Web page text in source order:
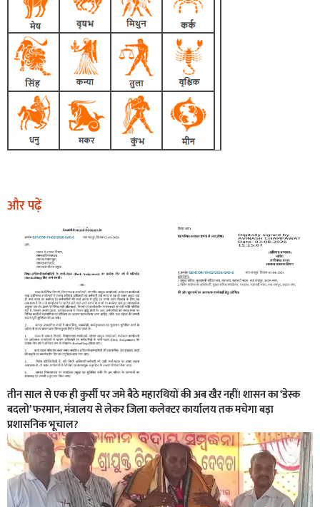
और पढ़ें
तीन साल से एक ही कुर्सी पर जमे बैठे महारथियों की अब खैर नहीं! शासन का ‘डेस्क
बदलो’ फरमान, मंत्रालय से लेकर जिला कलेक्टर कार्यालय तक मचेगा बड़ा
प्रशासनिक भूचाल?